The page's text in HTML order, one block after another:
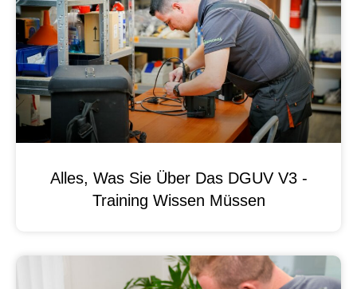
Alles, Was Sie Über Das DGUV V3 -
Training Wissen Müssen